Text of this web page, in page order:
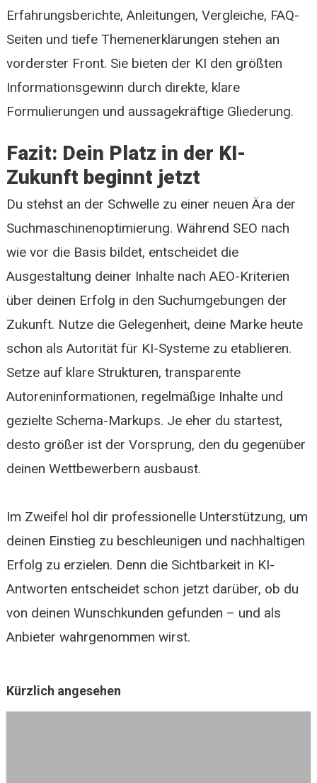
Erfahrungsberichte, Anleitungen, Vergleiche, FAQ-
Seiten und tiefe Themenerklärungen stehen an
vorderster Front. Sie bieten der KI den größten
Informationsgewinn durch direkte, klare
Formulierungen und aussagekräftige Gliederung.
Fazit: Dein Platz in der KI-
Zukunft beginnt jetzt
Du stehst an der Schwelle zu einer neuen Ära der
Suchmaschinenoptimierung. Während SEO nach
wie vor die Basis bildet, entscheidet die
Ausgestaltung deiner Inhalte nach AEO-Kriterien
über deinen Erfolg in den Suchumgebungen der
Zukunft. Nutze die Gelegenheit, deine Marke heute
schon als Autorität für KI-Systeme zu etablieren.
Setze auf klare Strukturen, transparente
Autoreninformationen, regelmäßige Inhalte und
gezielte Schema-Markups. Je eher du startest,
desto größer ist der Vorsprung, den du gegenüber
deinen Wettbewerbern ausbaust.
Im Zweifel hol dir professionelle Unterstützung, um
deinen Einstieg zu beschleunigen und nachhaltigen
Erfolg zu erzielen. Denn die Sichtbarkeit in KI-
Antworten entscheidet schon jetzt darüber, ob du
von deinen Wunschkunden gefunden – und als
Anbieter wahrgenommen wirst.
Kürzlich angesehen